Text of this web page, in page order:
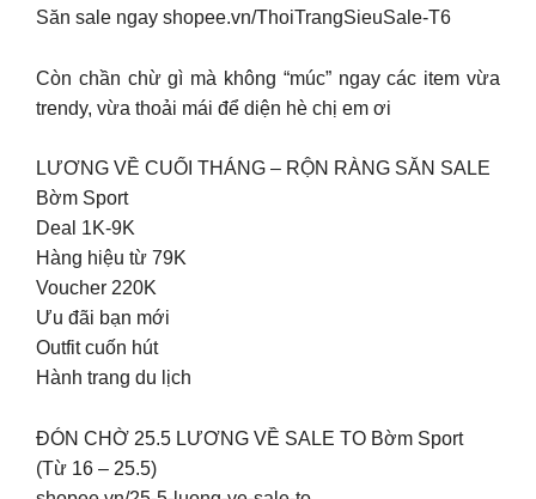
Săn sale ngay shopee.vn/ThoiTrangSieuSale-T6
Còn chần chừ gì mà không “múc” ngay các item vừa
trendy, vừa thoải mái để diện hè chị em ơi
LƯƠNG VỀ CUỐI THÁNG – RỘN RÀNG SĂN SALE
Bờm Sport
Deal 1K-9K
Hàng hiệu từ 79K
Voucher 220K
Ưu đãi bạn mới
Outfit cuốn hút
Hành trang du lịch
ĐÓN CHỜ 25.5 LƯƠNG VỀ SALE TO Bờm Sport
(Từ 16 – 25.5)